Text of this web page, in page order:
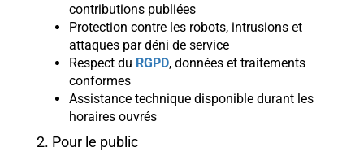
contributions publiées
Protection contre les robots, intrusions et
attaques par déni de service
Respect du RGPD, données et traitements
conformes
Assistance technique disponible durant les
horaires ouvrés
2. Pour le public